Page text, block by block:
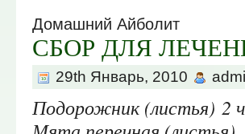
Домашний Айболит
СБОР ДЛЯ
29th Январь, 2010
Подорожник (листья) 2